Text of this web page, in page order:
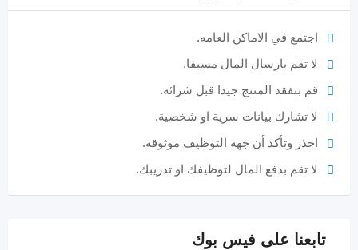
اجتمع في الاماكن العامه.
لا تقم بارسال المال مسبقا.
قم بتفقد المنتج جيدا قبل شرائه.
لا تشارك بيانات سرية او شخصية.
احذر وتأكد أن جهة التوظيف موثوقة.
لا تقم بدفع المال لتوظيفك او تدريبك.
تابعنا على فيس بوك